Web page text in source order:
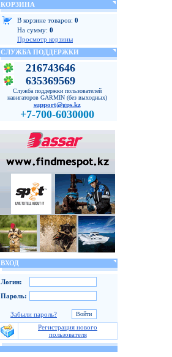
КОРЗИНА
В корзине товаров: 0
На сумму: 0
Просмотр корзины
СЛУЖБА ПОДДЕРЖКИ
216743646
635369569
Служба поддержки пользователей
навигаторов GARMIN (без выходных)
support@gps.kz
+7-700-6030000
ВХОД
Логин:
Пароль:
Забыли пароль?
Регистрация нового
пользователя